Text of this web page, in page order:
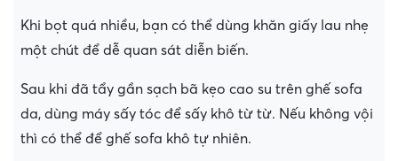
Khi bọt quá nhiều, bạn có thể dùng khăn giấy lau nhẹ
một chút để dễ quan sát diễn biến.
Sau khi đã tẩy gần sạch bã kẹo cao su trên ghế sofa
da, dùng máy sấy tóc để sấy khô từ từ. Nếu không vội
thì có thể để ghế sofa khô tự nhiên.